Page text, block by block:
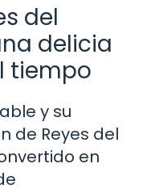
del
delicia
tiempo
y su
de Reyes del
en